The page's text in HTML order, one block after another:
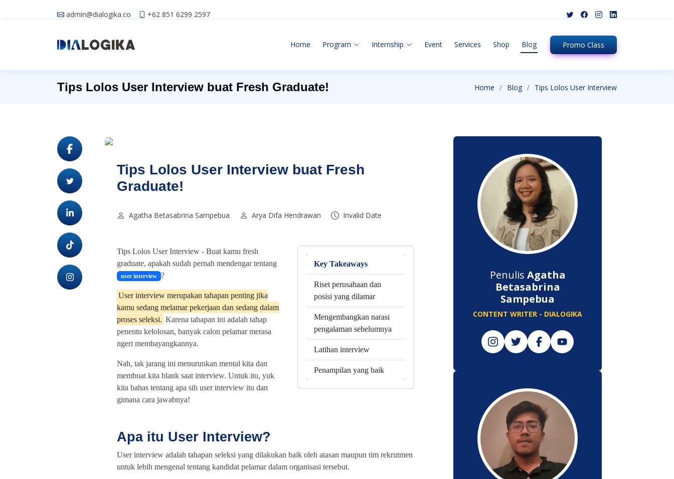
admin@dialogika.co +62 851 6299 2597
Home Program Internship Event Services Shop Blog Promo Class
Tips Lolos User Interview buat Fresh Graduate! Home Blog Tips Lolos User Interview
Tips Lolos User Interview buat Fresh
Graduate!
Agatha Betasabrina Sampebua Arya Difa Hendrawan Invalid Date
Tips Lolos User Interview - Buat kamu fresh
graduate, apakah sudah pernah mendengar tentang
user interview ?
User interview merupakan tahapan penting jika
kamu sedang melamar pekerjaan dan sedang dalam
proses seleksi. Karena tahapan ini adalah tahap
penentu kelolosan, banyak calon pelamar merasa
ngeri membayangkannya.
Nah, tak jarang ini menurunkan mental kita dan
membuat kita blank saat interview. Untuk itu, yuk
kita bahas tentang apa sih user interview itu dan
gimana cara jawabnya!
Key Takeaways
Riset perusahaan dan
posisi yang dilamar
Mengembangkan narasi
pengalaman sebelumnya
Latihan interview
Penampilan yang baik
Apa itu User Interview?
User interview adalah tahapan seleksi yang dilakukan baik oleh atasan maupun tim rekrutmen
untuk lebih mengenal tentang kandidat pelamar dalam organisasi tersebut.
Penulis Agatha
Betasabrina
Sampebua
CONTENT WRITER - DIALOGIKA